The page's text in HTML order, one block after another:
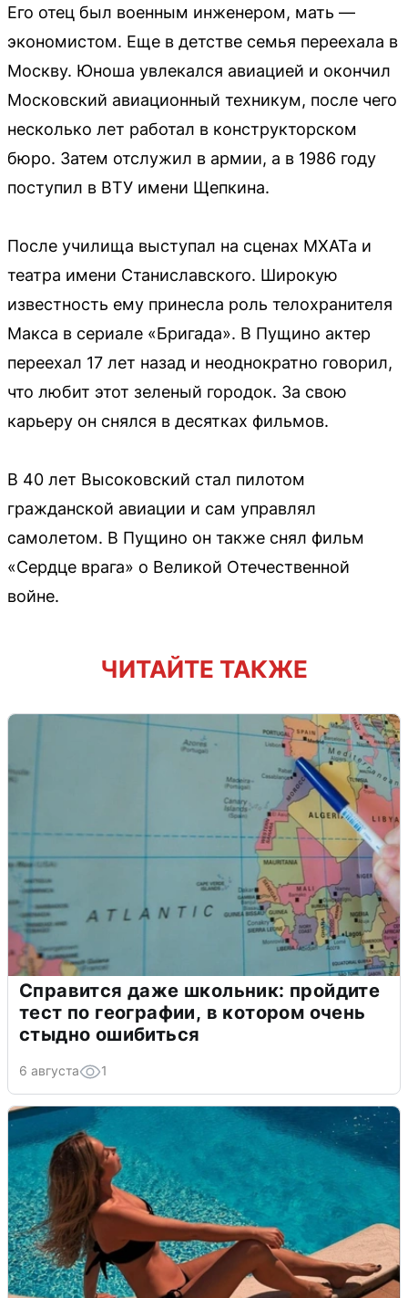
Его отец был военным инженером, мать —
экономистом. Еще в детстве семья переехала в
Москву. Юноша увлекался авиацией и окончил
Московский авиационный техникум, после чего
несколько лет работал в конструкторском
бюро. Затем отслужил в армии, а в 1986 году
поступил в ВТУ имени Щепкина.
После училища выступал на сценах МХАТа и
театра имени Станиславского. Широкую
известность ему принесла роль телохранителя
Макса в сериале «Бригада». В Пущино актер
переехал 17 лет назад и неоднократно говорил,
что любит этот зеленый городок. За свою
карьеру он снялся в десятках фильмов.
В 40 лет Высоковский стал пилотом
гражданской авиации и сам управлял
самолетом. В Пущино он также снял фильм
«Сердце врага» о Великой Отечественной
войне.
ЧИТАЙТЕ ТАКЖЕ
Справится даже школьник: пройдите
тест по географии, в котором очень
стыдно ошибиться
6 августа 1